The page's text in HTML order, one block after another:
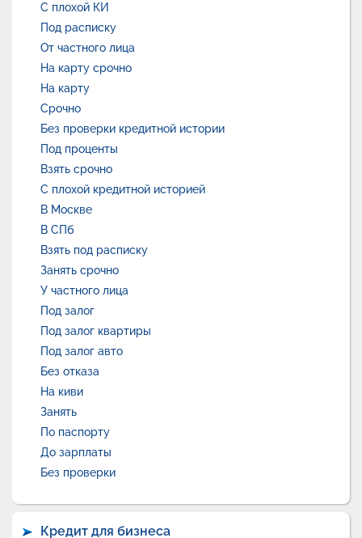
С плохой КИ
Под расписку
От частного лица
На карту срочно
На карту
Срочно
Без проверки кредитной истории
Под проценты
Взять срочно
С плохой кредитной историей
В Москве
В СПб
Взять под расписку
Занять срочно
У частного лица
Под залог
Под залог квартиры
Под залог авто
Без отказа
На киви
Занять
По паспорту
До зарплаты
Без проверки
Кредит для бизнеса